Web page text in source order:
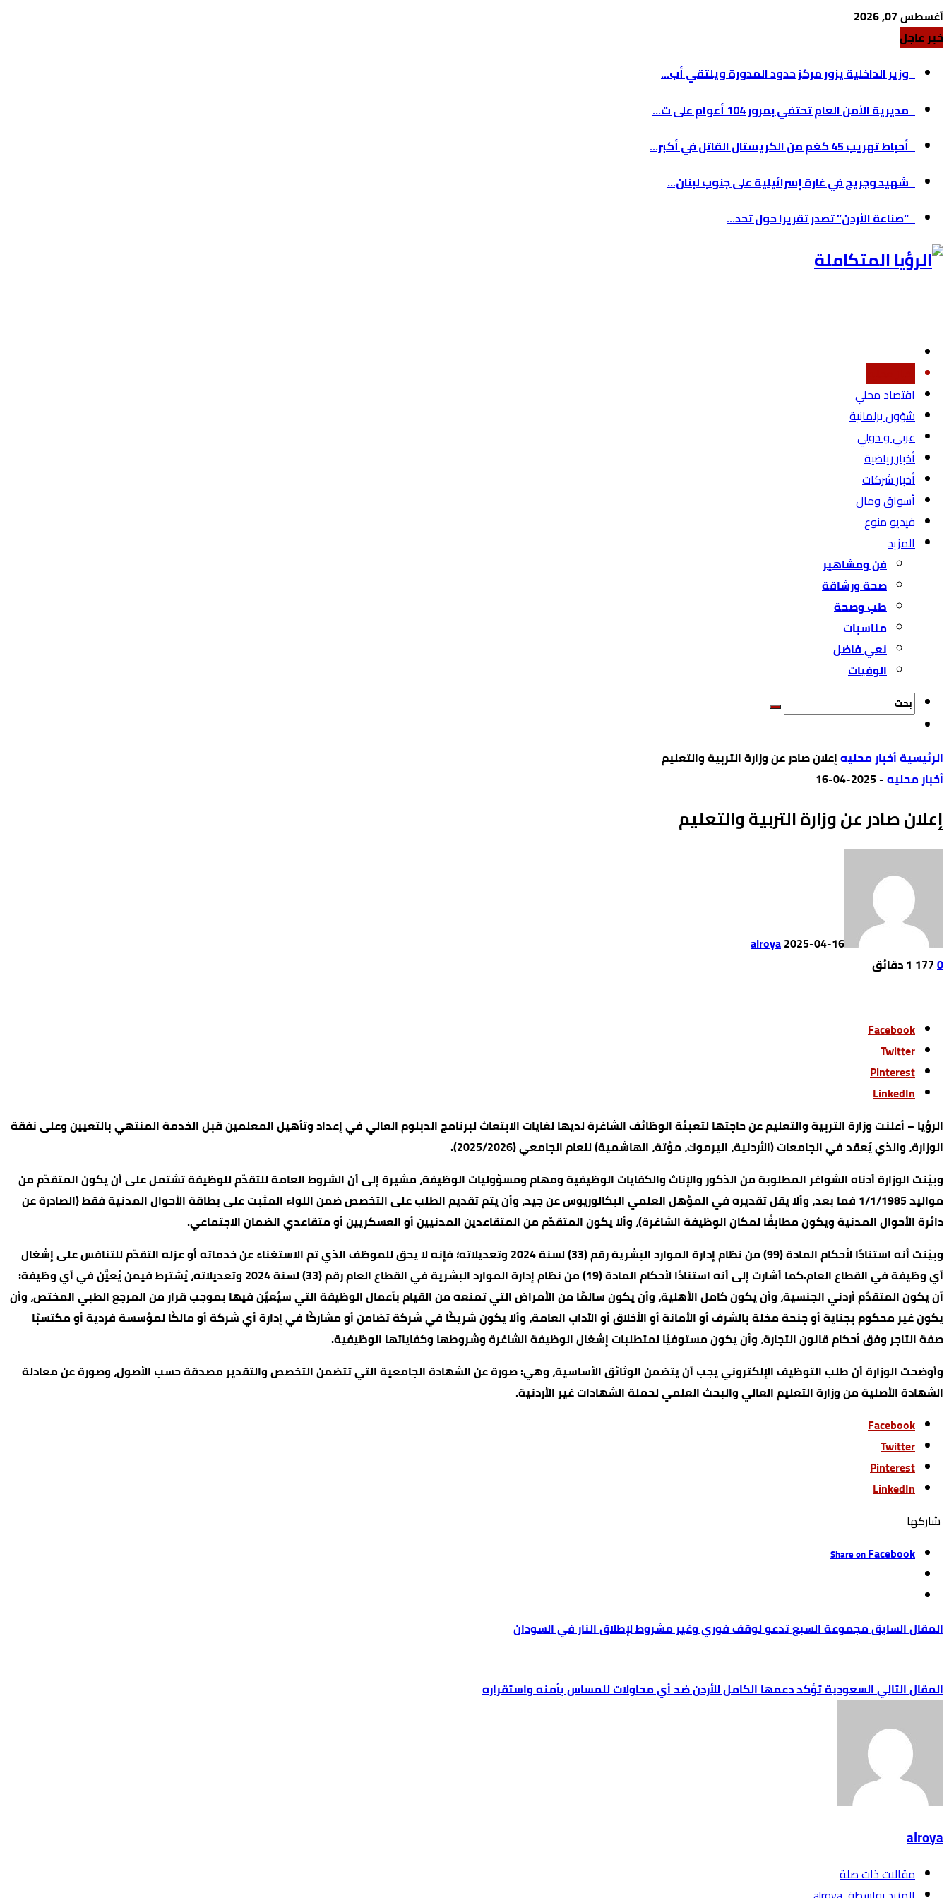
أغسطس 07, 2026
خبر عاجل
وزير الداخلية يزور مركز حدود المدورة ويلتقي أب...
مديرية الأمن العام تحتفي بمرور 104 أعوام على ت...
أحباط تهريب 45 كغم من الكريستال القاتل في أكبر...
شهيد وجريح في غارة إسرائيلية على جنوب لبنان...
“صناعة الأردن” تصدر تقريرا حول تحد...
اقتصاد محلي
شؤون برلمانية
عربي و دولي
أخبار رياضية
أخبار شركات
أسواق ومال
فيديو منوع
المزيد
فن ومشاهير
صحة ورشاقة
طب وصحة
مناسبات
نعي فاضل
الوفيات
‫الرئيسية‬أخبار محليهإعلان صادر عن وزارة التربية والتعليم
أخبار محليه-
2025-04-16
إعلان صادر عن وزارة التربية والتعليم
alroya2025-04-16
0
177 1 ‫دقائق‬
Facebook
Twitter
Pinterest
LinkedIn
الرؤيا – أعلنت وزارة التربية والتعليم عن حاجتها لتعبئة الوظائف الشاغرة لديها لغايات الابتعاث لبرنامج الدبلوم العالي في إعداد وتأهيل المعلمين قبل الخدمة المنتهي بالتعيين وعلى نفقة
الوزارة، والذي يُعقد في الجامعات (الأردنية، اليرموك، مؤتة، الهاشمية) للعام الجامعي (2025/2026).
وبيّنت الوزارة أدناه الشواغر المطلوبة من الذكور والإناث والكفايات الوظيفية ومهام ومسؤوليات الوظيفة، مشيرة إلى أن الشروط العامة للتقدّم للوظيفة تشتمل على أن يكون المتقدّم من
مواليد 1/1/1985 فما بعد، وألا يقل تقديره في المؤهل العلمي البكالوريوس عن جيد، وأن يتم تقديم الطلب على التخصص ضمن اللواء المثبت على بطاقة الأحوال المدنية فقط (الصادرة عن
دائرة الأحوال المدنية ويكون مطابقًا لمكان الوظيفة الشاغرة)، وألا يكون المتقدّم من المتقاعدين المدنيين أو العسكريين أو متقاعدي الضمان الاجتماعي.
وبيّنت أنه استنادًا لأحكام المادة (99) من نظام إدارة الموارد البشرية رقم (33) لسنة 2024 وتعديلاته؛ فإنه لا يحق للموظف الذي تم الاستغناء عن خدماته أو عزله التقدّم للتنافس على إشغال
أي وظيفة في القطاع العام.كما أشارت إلى أنه استنادًا لأحكام المادة (19) من نظام إدارة الموارد البشرية في القطاع العام رقم (33) لسنة 2024 وتعديلاته، يُشترط فيمن يُعيَّن في أي وظيفة:
أن يكون المتقدّم أردني الجنسية، وأن يكون كامل الأهلية، وأن يكون سالمًا من الأمراض التي تمنعه من القيام بأعمال الوظيفة التي سيُعيّن فيها بموجب قرار من المرجع الطبي المختص، وأن
يكون غير محكوم بجناية أو جنحة مخلة بالشرف أو الأمانة أو الأخلاق أو الآداب العامة، وألا يكون شريكًا في شركة تضامن أو مشاركًا في إدارة أي شركة أو مالكًا لمؤسسة فردية أو مكتسبًا
صفة التاجر وفق أحكام قانون التجارة، وأن يكون مستوفيًا لمتطلبات إشغال الوظيفة الشاغرة وشروطها وكفاياتها الوظيفية.
وأوضحت الوزارة أن طلب التوظيف الإلكتروني يجب أن يتضمن الوثائق الأساسية، وهي: صورة عن الشهادة الجامعية التي تتضمن التخصص والتقدير مصدقة حسب الأصول، وصورة عن معادلة
الشهادة الأصلية من وزارة التعليم العالي والبحث العلمي لحملة الشهادات غير الأردنية.
Facebook
Twitter
Pinterest
LinkedIn
‫‫ شاركها‬
Share onFacebook
مجموعة السبع تدعو لوقف فوري وغير مشروط لإطلاق النار في السودان
السعودية تؤكد دعمها الكامل للأردن ضد أي محاولات للمساس بأمنه واستقراره
alroya
‫مقالات ذات صلة‬